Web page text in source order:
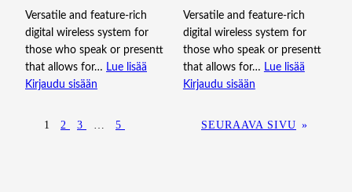
Versatile and feature-rich
digital wireless system for
those who speak or presentt
that allows for… Lue lisää
Kirjaudu sisään
Versatile and feature-rich
digital wireless system for
those who speak or presentt
that allows for… Lue lisää
Kirjaudu sisään
1 2 3 5 SEURAAVA SIVU »